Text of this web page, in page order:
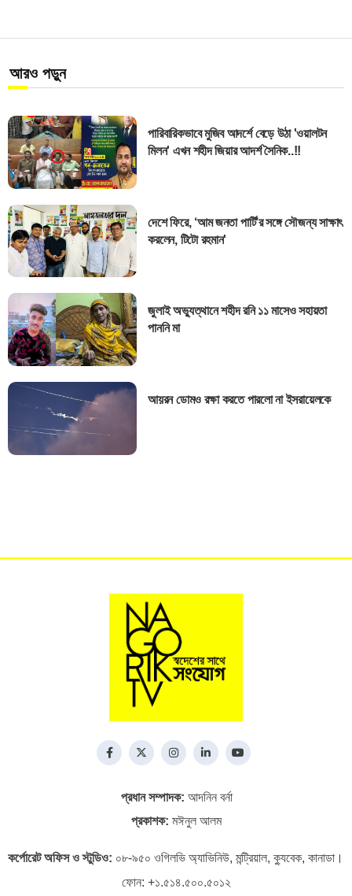
আরও পড়ুন
পারিবারিকভাবে মুজিব আদর্শে বেড়ে উঠা 'ওয়ালটন
মিলন' এখন শহীদ জিয়ার আদর্শ সৈনিক..!!
দেশে ফিরে, ‘আম জনতা পার্টি’র সঙ্গে সৌজন্য সাক্ষাৎ
করলেন, টিটো রহমান'
জুলাই অভ্যুত্থানে শহীদ রনি ১১ মাসেও সহায়তা
পাননি মা
আয়রন ডোমও রক্ষা করতে পারলো না ইসরায়েলকে
প্রধান সম্পাদক: আদনিন বর্না
প্রকাশক: মঈনুল আলম
কর্পোরেট অফিস ও স্টুডিও: ০৮-৯৫০ ওগিলভি অ্যাভিনিউ, মন্ট্রিয়াল, ক্যুবেক, কানাডা।
ফোন: +১.৫১৪.৫০০.৫০১২